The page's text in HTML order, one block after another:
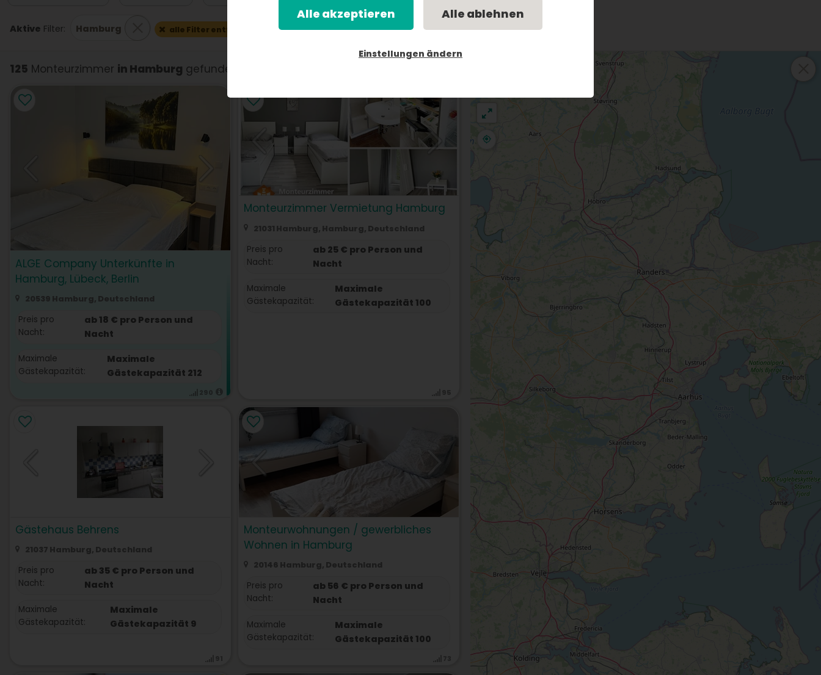
Aktive Filter: Hamburg alle Filter entfernen
125 Monteurzimmer in Hamburg gefunden
ALGE Company Unterkünfte in
Hamburg, Lübeck, Berlin
20539 Hamburg, Deutschland
Preis pro
Nacht:
ab 18 € pro Person und
Nacht
Maximale
Gästekapazität:
Maximale
Gästekapazität 212
Monteurzimmer Vermietung Hamburg
21031 Hamburg, Hamburg, Deutschland
Preis pro
Nacht:
ab 25 € pro Person und
Nacht
Maximale
Gästekapazität:
Maximale
Gästekapazität 100
Gästehaus Behrens
21037 Hamburg, Deutschland
Preis pro
Nacht:
ab 35 € pro Person und
Nacht
Maximale
Gästekapazität:
Maximale
Gästekapazität 9
Monteurwohnungen / gewerbliches
Wohnen in Hamburg
20146 Hamburg, Deutschland
Preis pro
Nacht:
ab 56 € pro Person und
Nacht
Maximale
Gästekapazität:
Maximale
Gästekapazität 100
Alle akzeptieren Alle ablehnen
Einstellungen ändern